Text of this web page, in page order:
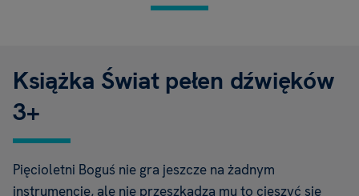
Książka Świat pełen dźwięków
3+
Pięcioletni Boguś nie gra jeszcze na żadnym
instrumencie, ale nie przeszkadza mu to cieszyć się